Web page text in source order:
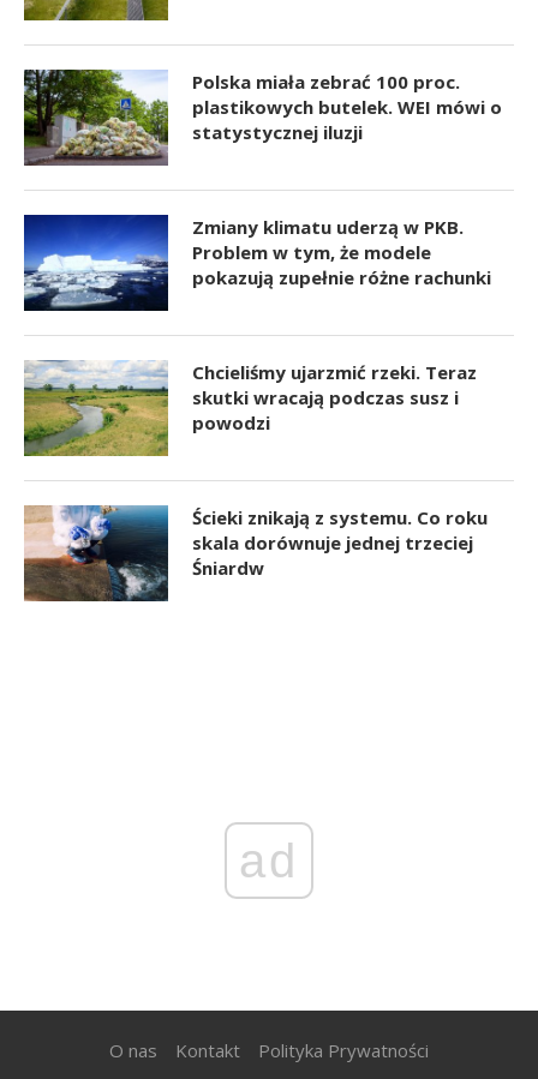
Polska miała zebrać 100 proc.
plastikowych butelek. WEI mówi o
statystycznej iluzji
Zmiany klimatu uderzą w PKB.
Problem w tym, że modele
pokazują zupełnie różne rachunki
Chcieliśmy ujarzmić rzeki. Teraz
skutki wracają podczas susz i
powodzi
Ścieki znikają z systemu. Co roku
skala dorównuje jednej trzeciej
Śniardw
ad
O nas Kontakt Polityka Prywatności